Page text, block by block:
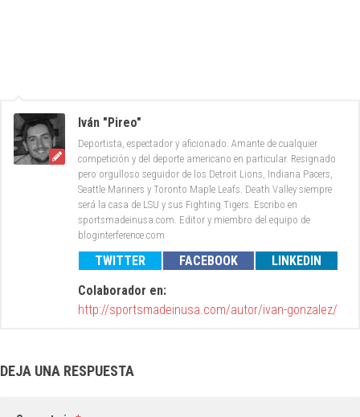
Iván "Pireo"
Deportista, espectador y aficionado. Amante de cualquier
competición y del deporte americano en particular. Resignado
pero orgulloso seguidor de los Detroit Lions, Indiana Pacers,
Seattle Mariners y Toronto Maple Leafs. Death Valley siempre
será la casa de LSU y sus Fighting Tigers. Escribo en
sportsmadeinusa.com. Editor y miembro del equipo de
bloginterference.com
TWITTER FACEBOOK
LINKEDIN
Colaborador en:
http://sportsmadeinusa.com/autor/ivan-gonzalez/
DEJA UNA RESPUESTA